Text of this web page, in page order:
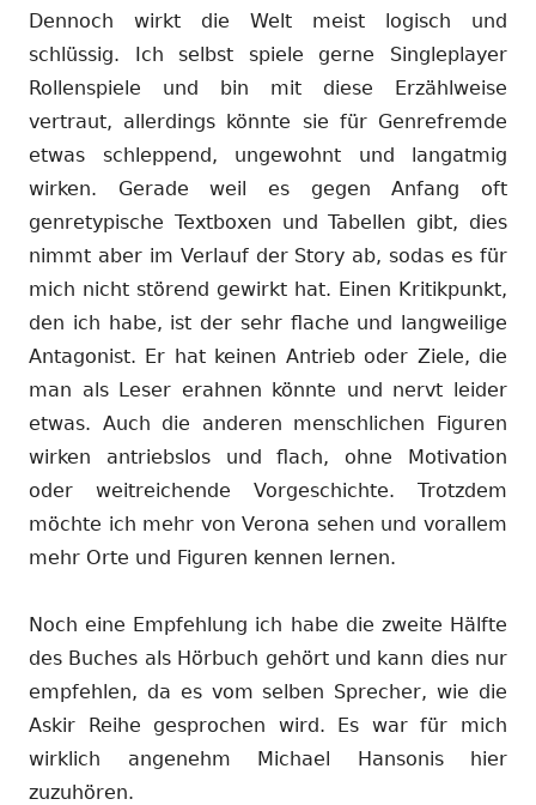
Dennoch wirkt die Welt meist logisch und
schlüssig. Ich selbst spiele gerne Singleplayer
Rollenspiele und bin mit diese Erzählweise
vertraut, allerdings könnte sie für Genrefremde
etwas schleppend, ungewohnt und langatmig
wirken. Gerade weil es gegen Anfang oft
genretypische Textboxen und Tabellen gibt, dies
nimmt aber im Verlauf der Story ab, sodas es für
mich nicht störend gewirkt hat. Einen Kritikpunkt,
den ich habe, ist der sehr flache und langweilige
Antagonist. Er hat keinen Antrieb oder Ziele, die
man als Leser erahnen könnte und nervt leider
etwas. Auch die anderen menschlichen Figuren
wirken antriebslos und flach, ohne Motivation
oder weitreichende Vorgeschichte. Trotzdem
möchte ich mehr von Verona sehen und vorallem
mehr Orte und Figuren kennen lernen.
Noch eine Empfehlung ich habe die zweite Hälfte
des Buches als Hörbuch gehört und kann dies nur
empfehlen, da es vom selben Sprecher, wie die
Askir Reihe gesprochen wird. Es war für mich
wirklich angenehm Michael Hansonis hier
zuzuhören.